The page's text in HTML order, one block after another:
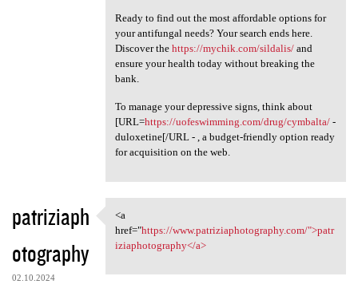
Ready to find out the most affordable options for
your antifungal needs? Your search ends here.
Discover the https://mychik.com/sildalis/and
ensure your health today without breaking the
bank.
To manage your depressive signs, think about
[URL=https://uofeswimming.com/drug/cymbalta/-
duloxetine[/URL - , a budget-friendly option ready
for acquisition on the web.
patriziaph
otography
02.10.2024
<a href="https://www
<a
href="https://www.patriziaphotography.com/">patr
iziaphotography</a>